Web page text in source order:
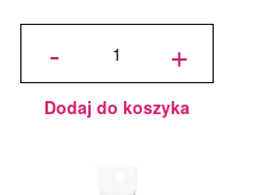
-
ilość Barwnik
FoodColours
20g - różowy +
Dodaj do koszyka